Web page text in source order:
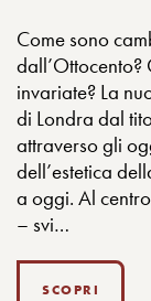
Come sono
dall’Ottocento?
invariate? La
di Londra dal
attraverso gli
dell’estetica
a oggi. Al
– svi…
SCOPRI